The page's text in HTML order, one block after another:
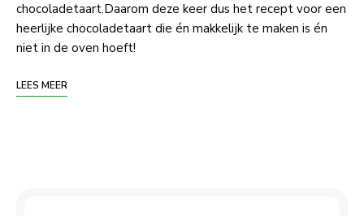
chocoladetaart.Daarom deze keer dus het recept voor een
heerlijke chocoladetaart die én makkelijk te maken is én
niet in de oven hoeft!
LEES MEER